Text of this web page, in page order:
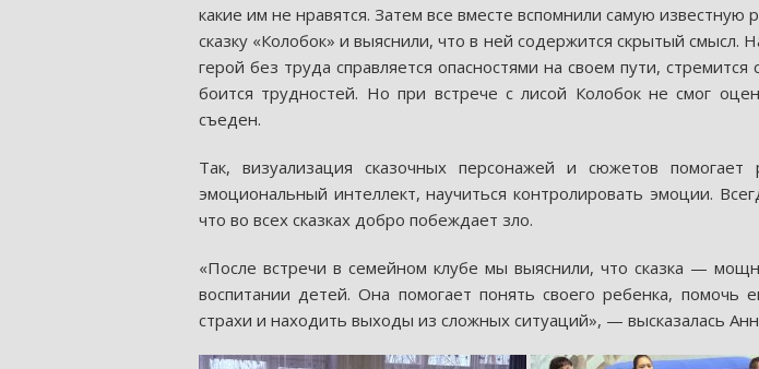
какие им не нравятся. Затем все вместе вспомнили самую известную
сказку «Колобок» и выяснили, что в ней содержится скрытый смысл.
герой без труда справляется опасностями на своем пути,
боится трудностей. Но при встрече с лисой Колобок не смог
съеден.
Так, визуализация сказочных персонажей и сюжетов помогает
эмоциональный интеллект, научиться контролировать эмоции.
что во всех сказках добро побеждает зло.
«После встречи в семейном клубе мы выяснили, что сказка —
воспитании детей. Она помогает понять своего ребенка, помочь
страхи и находить выходы из сложных ситуаций», — высказалась